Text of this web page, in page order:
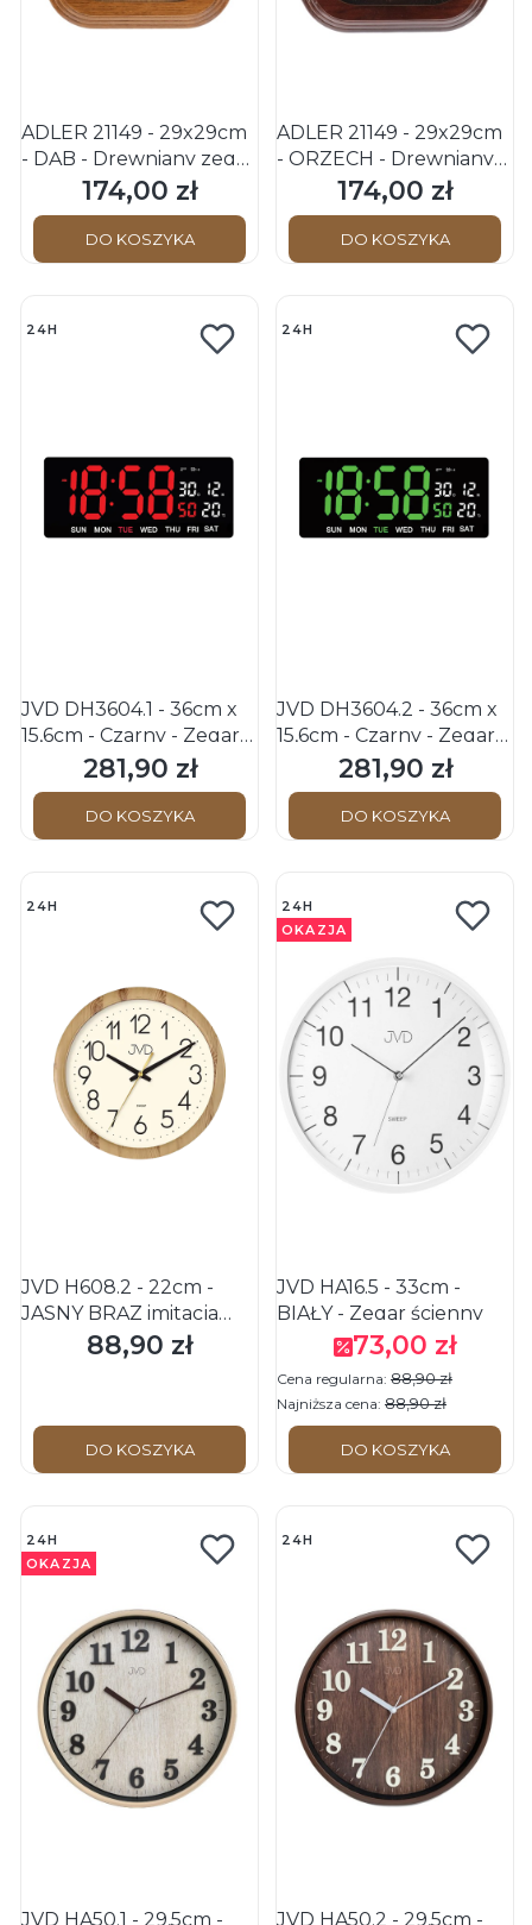
ADLER 21149 - 29x29cm
- DĄB - Drewniany zegar
ściennyCena
174,00 zł
DO KOSZYKA
ADLER 21149 - 29x29cm
- ORZECH - Drewniany
zegar ścienny
Cena
174,00 zł
DO KOSZYKA
24H
JVD DH3604.1 - 36cm x
15,6cm - Czarny - Zegar
cyfrowyCena
281,90 zł
DO KOSZYKA
24H
JVD DH3604.2 - 36cm x
15,6cm - Czarny - Zegar
cyfrowyCena
281,90 zł
DO KOSZYKA
24H
JVD H608.2 - 22cm -
JASNY BRĄZ imitacja
drewna - Zegar ścienny
Cena
88,90 zł
DO KOSZYKA
24H
OKAZJA
JVD HA16.5 - 33cm -
BIAŁY - Zegar ścienny
Cena promocyjna
73,00 zł
Cena regularna: 88,90 zł
Najniższa cena: 88,90 zł
DO KOSZYKA
24H
OKAZJA
JVD HA50.1 - 29,5cm -
24H
JVD HA50.2 - 29,5cm -